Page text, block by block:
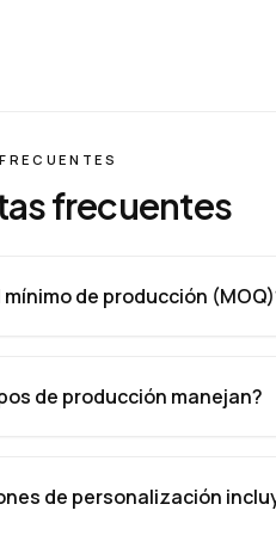
frecuentes
mínimo de producción
de producción manejan?
de personalización